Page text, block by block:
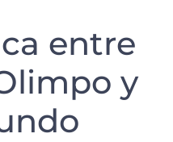
entre
y